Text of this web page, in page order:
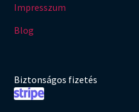
Impresszum
Blog
Biztonságos fizetés